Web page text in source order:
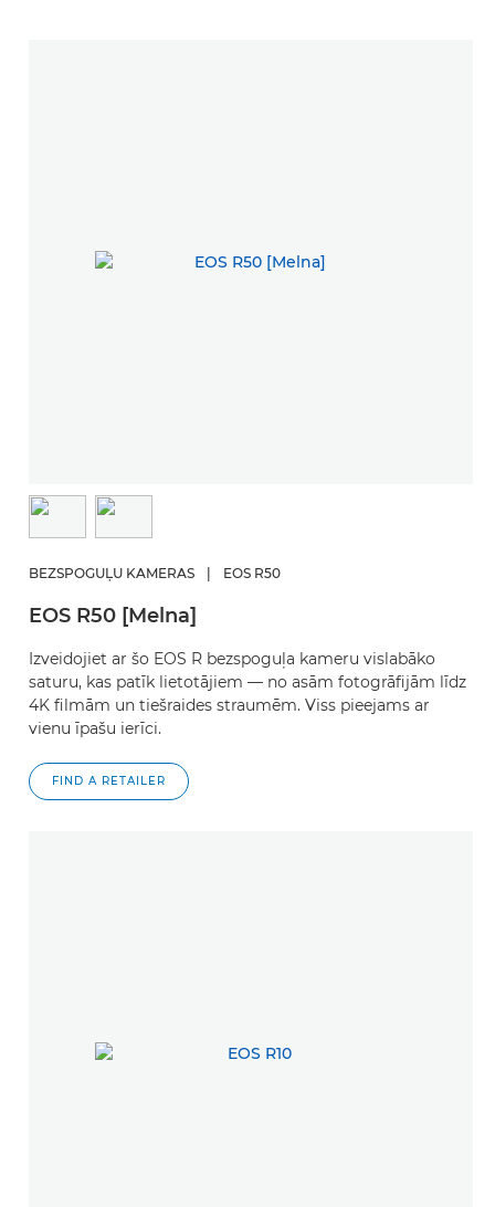
BEZSPOGUĻU KAMERAS | EOS R50
EOS R50 [Melna]
Izveidojiet ar šo EOS R bezspoguļa kameru vislabāko
saturu, kas patīk lietotājiem — no asām fotogrāfijām līdz
4K filmām un tiešraides straumēm. Viss pieejams ar
vienu īpašu ierīci.
FIND A RETAILER